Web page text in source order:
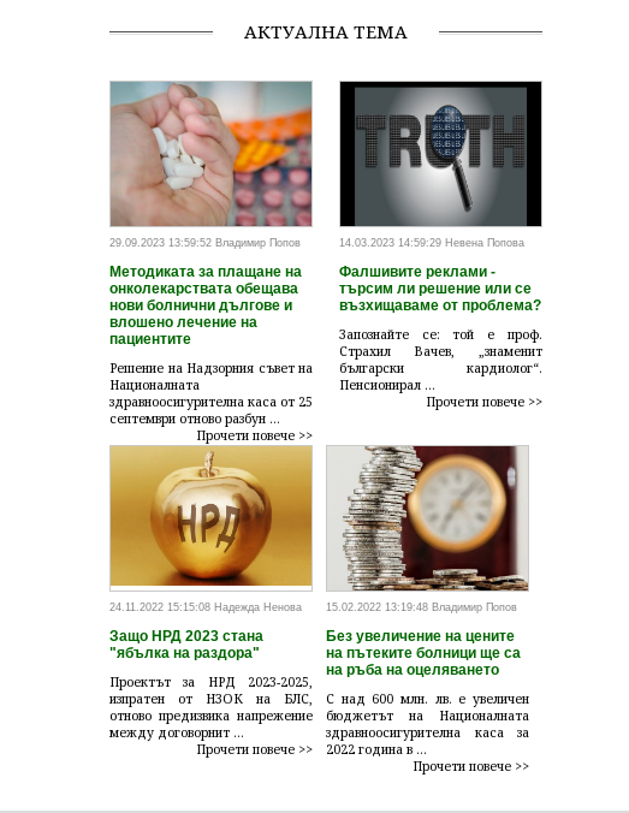
АКТУАЛНА ТЕМА
29.09.2023 13:59:52 Владимир Попов
Методиката за плащане на
онколекарствата обещава
нови болнични дългове и
влошено лечение на
пациентите
Решение на Надзорния съвет на
Националната
здравноосигурителна каса от 25
септември отново разбун ...
Прочети повече >>
14.03.2023 14:59:29 Невена Попова
Фалшивите реклами -
търсим ли решение или се
възхищаваме от проблема?
Запознайте се: той е проф.
Страхил Вачев, „знаменит
български кардиолог“.
Пенсионирал ...
Прочети повече >>
24.11.2022 15:15:08 Надежда Ненова
Защо НРД 2023 стана
"ябълка на раздора"
Проектът за НРД 2023-2025,
изпратен от НЗОК на БЛС,
отново предизвика напрежение
между договорнит ...
Прочети повече >>
15.02.2022 13:19:48 Владимир Попов
Без увеличение на цените
на пътеките болници ще са
на ръба на оцеляването
С над 600 млн. лв. е увеличен
бюджетът на Националната
здравноосигурителна каса за
2022 година в ...
Прочети повече >>